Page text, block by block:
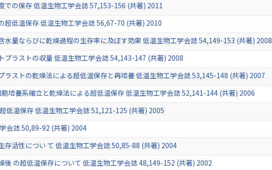
での保存 低温生物工学会誌 57,153-156 (共著) 2011
超低温保存 低温生物工学会誌 56,67-70 (共著) 2010
水量ならびに乾燥過程の生存率に及ぼす効果 低温生物工学会誌 54,149-153 (共著) 2008
プラストの収量 低温生物工学会誌 54,143-147 (共著) 2008
ラストの乾燥法による超低温保存と再培養 低温生物工学会誌 53,145-148 (共著) 2007
培養系確立と乾燥法による超低温保存 低温生物工学会誌 52,141-144 (共著) 2006
低温保存 低温生物工学会誌 51,121-125 (共著) 2005
会誌 50,89-92 (共著) 2004
活性につい て 低温生物工学会誌 50,85-88 (共著) 2004
後 の超低温保存について 低温生物工学会誌 48,149-152 (共著) 2002